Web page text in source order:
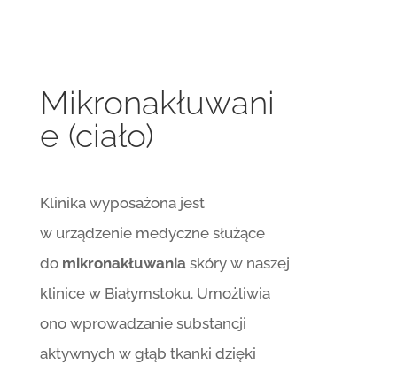
Mikronakłuwani
e (ciało)
Klinika wyposażona jest
w urządzenie medyczne służące
do mikronakłuwaniaskóry w naszej
klinice w Białymstoku. Umożliwia
ono wprowadzanie substancji
aktywnych w głąb tkanki dzięki